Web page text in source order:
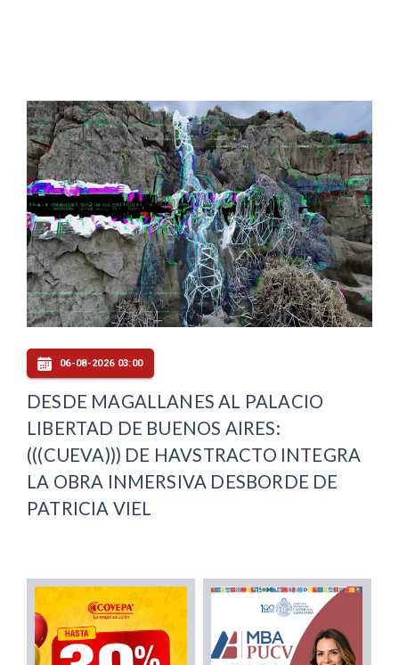
06-08-2026 03:00
DESDE MAGALLANES AL PALACIO
LIBERTAD DE BUENOS AIRES:
(((CUEVA))) DE HAVSTRACTO INTEGRA
LA OBRA INMERSIVA DESBORDE DE
PATRICIA VIEL